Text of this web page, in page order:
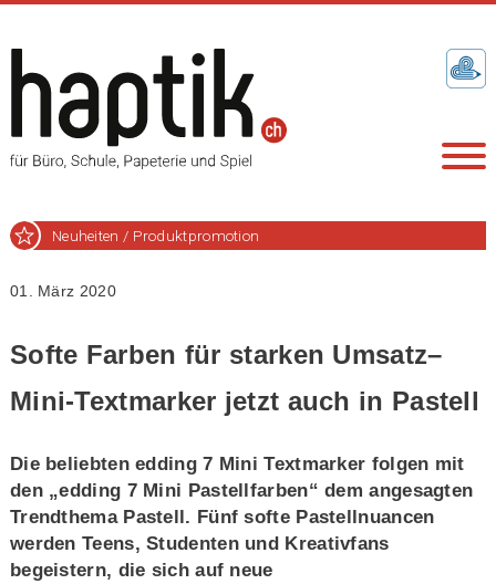
Neuheiten / Produktpromotion
01. März 2020
Softe Farben für starken Umsatz–
Mini-Textmarker jetzt auch in Pastell
Die beliebten edding 7 Mini Textmarker folgen mit
den „edding 7 Mini Pastellfarben“ dem angesagten
Trendthema Pastell. Fünf softe Pastellnuancen
werden Teens, Studenten und Kreativfans
begeistern, die sich auf neue